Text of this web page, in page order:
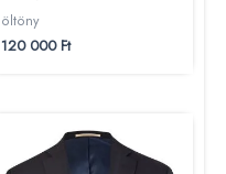
öltöny
120 000Ft